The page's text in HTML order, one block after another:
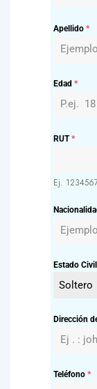
Apellido *
Edad *
RUT*
Ej.
Estado Civil
Soltero
Dirección
Teléfono *